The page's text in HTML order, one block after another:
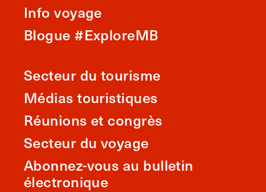
Info voyage
Blogue #ExploreMB
Secteur du tourisme
Médias touristiques
Réunions et congrès
Secteur du voyage
Abonnez-vous au bulletin
électronique